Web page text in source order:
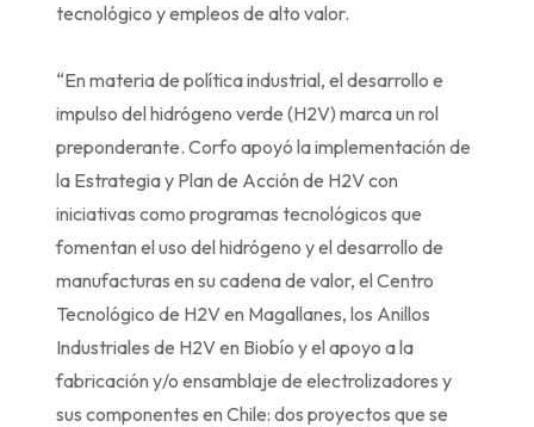
tecnológico y empleos de alto valor.
“En materia de política industrial, el desarrollo e
impulso del hidrógeno verde (H2V) marca un rol
preponderante. Corfo apoyó la implementación de
la Estrategia y Plan de Acción de H2V con
iniciativas como programas tecnológicos que
fomentan el uso del hidrógeno y el desarrollo de
manufacturas en su cadena de valor, el Centro
Tecnológico de H2V en Magallanes, los Anillos
Industriales de H2V en Biobío y el apoyo a la
fabricación y/o ensamblaje de electrolizadores y
sus componentes en Chile: dos proyectos que se